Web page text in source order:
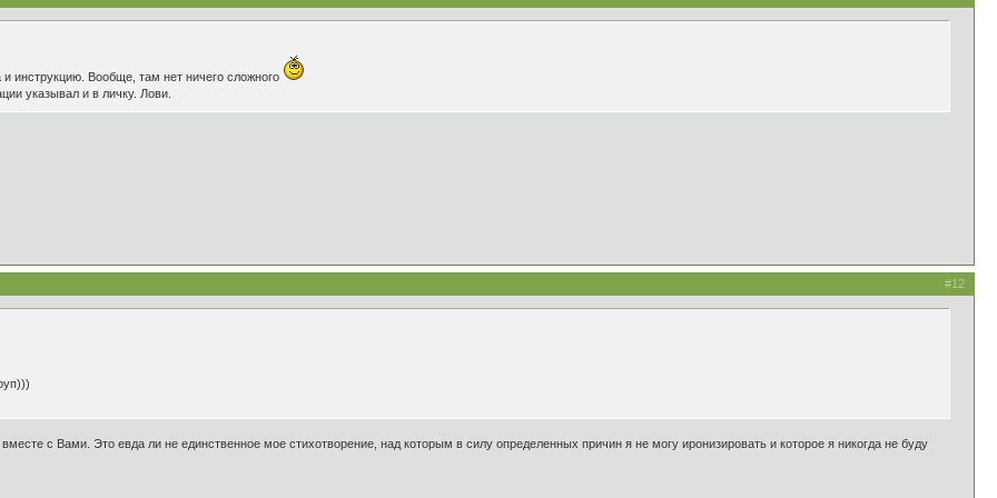
инструкцию. Вообще, там нет ничего сложного
указывал и в личку. Лови.
#12
с Вами. Это евда ли не единственное мое стихотворение, над которым в силу определенных причин я не могу иронизировать и которое я никогда не буду